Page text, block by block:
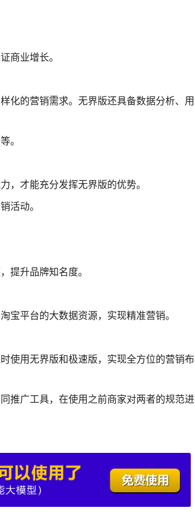
商业增长。
化的营销需求。无界版还具备数据分析、用
。
，才能充分发挥无界版的优势。
活动。
提升品牌知名度。
宝平台的大数据资源，实现精准营销。
使用无界版和极速版，实现全方位的营销布
推广工具，在使用之前商家对两者的规范进